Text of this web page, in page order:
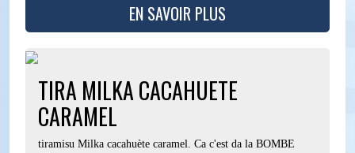
EN SAVOIR PLUS
TIRA MILKA CACAHUETE
CARAMEL
tiramisu Milka cacahuète caramel. Ca c'est da la BOMBE